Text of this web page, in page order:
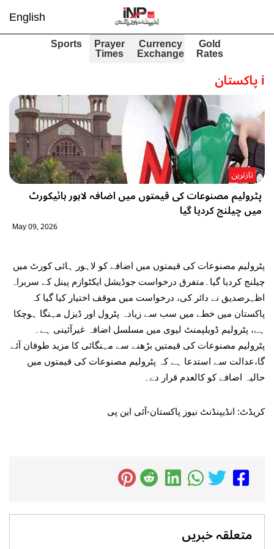
English
Gold
Rates
Currency
Exchange
Prayer
Times
Sports
iپاکستان
پٹرولیم مصنوعات کی قیمتوں میں اضافہ لاہور ہائیکورٹ
میں چیلنج کردیا گیا
تازترین
May 09, 2026
پٹرولیم مصنوعات کی قیمتوں میں اضافے کو لاہور ہائی کورٹ میں
چیلنج کردیا گیا۔متفرق درخواست جوڈیشل ایکٹوازم پینل کے سربراہ
اظہرصدیق نے دائر کی، درخواست میں موقف اختیار کیا گیا کہ
پاکستان میں خطے میں سب سے زیادہ پٹرول اور ڈیزل مہنگا ہوچکا
ہے، پٹرولیم ڈویلپمنٹ لیوی میں مسلسل اضافہ غیرآئینی ہے۔
پٹرولیم مصنوعات کی قیمتیں بڑھنے سے مہنگائی کا مزید طوفان آئے
گا،عدالت سے استدعا ہے کہ پٹرولیم مصنوعات کی قیمتوں میں
حالیہ اضافے کو کالعدم قرار دے۔
کریڈٹ: انڈیپنڈنٹ نیوز پاکستان-آئی این پی
متعلقہ خبریں